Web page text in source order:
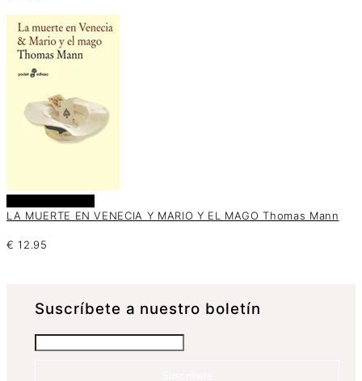
LA MUERTE EN VENECIA Y MARIO Y EL MAGO Thomas Mann
€ 12.95
Suscrí­bete a nuestro boletín